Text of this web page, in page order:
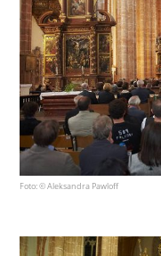
Foto: © Aleksandra Pawloff